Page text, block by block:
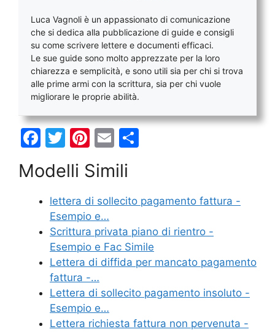
Luca Vagnoli è un appassionato di comunicazione
che si dedica alla pubblicazione di guide e consigli
su come scrivere lettere e documenti efficaci.
Le sue guide sono molto apprezzate per la loro
chiarezza e semplicità, e sono utili sia per chi si trova
alle prime armi con la scrittura, sia per chi vuole
migliorare le proprie abilità.
F
c
e
b
o
o
k
T
w
itt
er
Pi
nt
er
e
st
E
m
ai
l
di
di
Modelli Simili
lettera di sollecito pagamento fattura -
Esempio e…
Scrittura privata piano di rientro -
Esempio e Fac Simile
Lettera di diffida per mancato pagamento
fattura -…
Lettera di sollecito pagamento insoluto -
Esempio e…
Lettera richiesta fattura non pervenuta -